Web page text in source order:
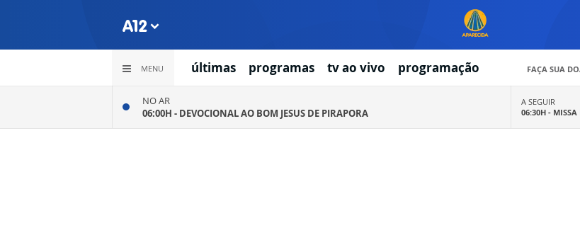
MENU últimas programas tv ao vivo programação FAÇA SUA
NO AR
06:00H - DEVOCIONAL AO BOM JESUS DE PIRAPORA
A SEGUIR
06:30H - MISSA